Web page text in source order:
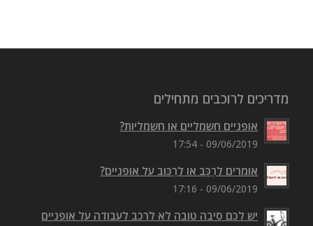
מדריכים לרוכבים מתחילים
אופניים חשמליים או חשמליות?
09/06/2019 - 17:54
אומרים לִרְכַּב או לִרְכּוב על אופניים?
09/06/2019 - 17:16
יש לכם סיבה טובה לא לרכב לעבודה על אופניים